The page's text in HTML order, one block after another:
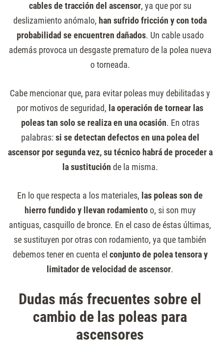
cables de tracción del ascensor, ya que por su
deslizamiento anómalo, han sufrido fricción y con toda
probabilidad se encuentren dañados. Un cable usado
además provoca un desgaste prematuro de la polea nueva
o torneada.
Cabe mencionar que, para evitar poleas muy debilitadas y
por motivos de seguridad, la operación de tornear las
poleas tan solo se realiza en una ocasión. En otras
palabras: si se detectan defectos en una polea del
ascensor por segunda vez, su técnico habrá de proceder a
la sustitución de la misma.
En lo que respecta a los materiales, las poleas son de
hierro fundido y llevan rodamientoo, si son muy
antiguas, casquillo de bronce. En el caso de éstas últimas,
se sustituyen por otras con rodamiento, ya que también
debemos tener en cuenta el conjunto de polea tensora y
limitador de velocidad de ascensor.
Dudas más frecuentes sobre el
cambio de las poleas para
ascensores